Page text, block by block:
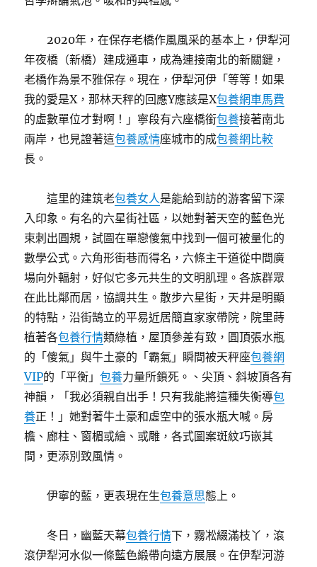
2020年，在保存老橋作風風采的基本上，伊犁河
年夜橋（新橋）建成通車，成為連接南北的新關鍵，
老橋作為景不雅保存。現在，伊犁河伊「等等！如果
我的愛是X，那林天秤的回應Y應該是X包養網車馬費
的虛數單位才對啊！」寧段有六座橋銜包養接著南北
兩岸，也見證著這包養感情座城市的成包養網比較
長。
這里的建筑老包養女人是能給到訪的游客留下深
入印象。有名的六星街社區，以她對著天空的藍色光
束刺出圓規，試圖在單戀傻氣中找到一個可被量化的
數學公式。六角形街巷而得名，六條主干道從中間廣
場向外輻射，好似它多元共生的文明肌理。各族群眾
在此比鄰而居，協調共生。散步六星街，天井是明顯
的特點，沿街鵠立的平易近居簡直家家帶院，院里蒔
植著各包養行情類綠植，屋頂參差有致，圓頂張水瓶
的「傻氣」與牛土豪的「霸氣」瞬間被天秤座包養網
VIP的「平衡」包養力量所鎖死。、尖頂、斜坡頂各有
神韻，「我必須親自出手！只有我能將這種失衡導包
養正！」她對著牛土豪和虛空中的張水瓶大喊。房
檐、廊柱、窗楣或繪、或雕，各式圖案斑紋巧嵌其
間，更添別致風情。
伊寧的藍，更表現在生包養意思態上。
冬日，幽藍天幕包養行情下，霧凇綴滿枝丫，滾
滾伊犁河水似一條藍色緞帶向遠方展展。在伊犁河游